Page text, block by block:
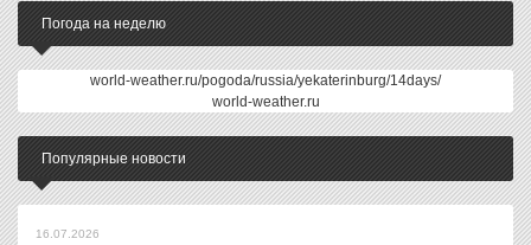
Погода на неделю
world-weather.ru/pogoda/russia/yekaterinburg/14days/
world-weather.ru
Популярные новости
16.07.2026